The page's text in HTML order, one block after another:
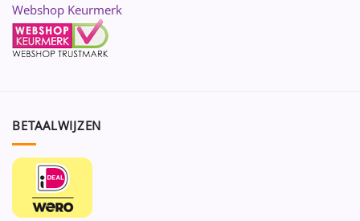
Webshop Keurmerk
BETAALWIJZEN